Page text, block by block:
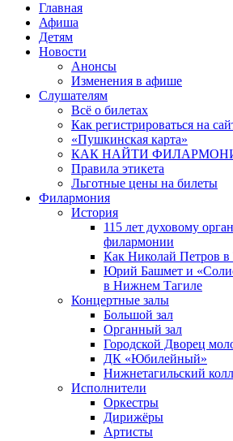
Главная
Афиша
Детям
Новости
Анонсы
Изменения в афише
Слушателям
Всё о билетах
Как регистрироваться на
«Пушкинская карта»
КАК НАЙТИ
Правила этикета
Льготные цены на билеты
Филармония
История
115 лет духовому
филармонии
Как Николай Петров в
Юрий Башмет и
в Нижнем Тагиле
Концертные залы
Большой зал
Органный зал
Городской Дворец
ДК «Юбилейный»
Нижнетагильский
Исполнители
Оркестры
Дирижёры
Артисты